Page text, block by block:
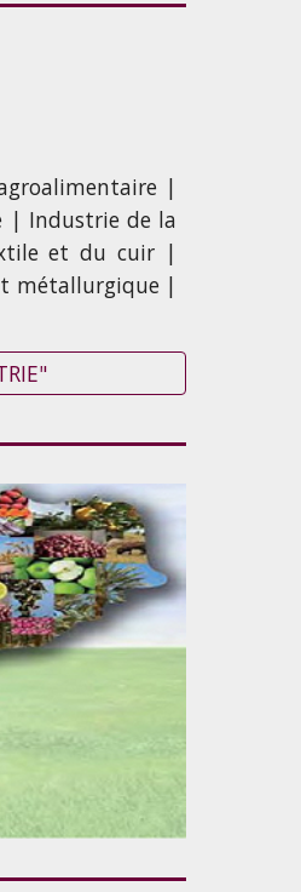
|
| Industrie de la
et du cuir |
métallurgique |